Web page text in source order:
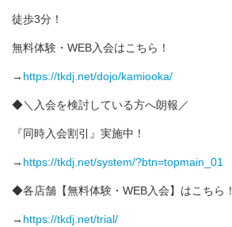
徒歩3分！
無料体験・WEB入会はこちら！
→ https://tkdj.net/dojo/kamiooka/
◆＼入会を検討している方へ朗報／
『同時入会割引』実施中！
→ https://tkdj.net/system/?btn=topmain_01
◆各店舗【無料体験・WEB入会】はこちら！
→ https://tkdj.net/trial/